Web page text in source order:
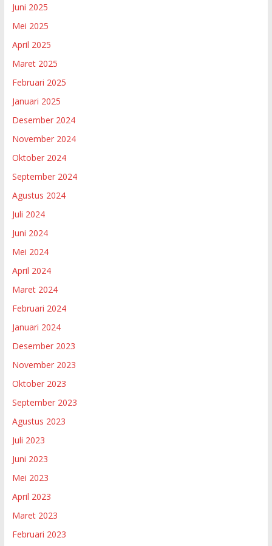
Juni 2025
Mei 2025
April 2025
Maret 2025
Februari 2025
Januari 2025
Desember 2024
November 2024
Oktober 2024
September 2024
Agustus 2024
Juli 2024
Juni 2024
Mei 2024
April 2024
Maret 2024
Februari 2024
Januari 2024
Desember 2023
November 2023
Oktober 2023
September 2023
Agustus 2023
Juli 2023
Juni 2023
Mei 2023
April 2023
Maret 2023
Februari 2023